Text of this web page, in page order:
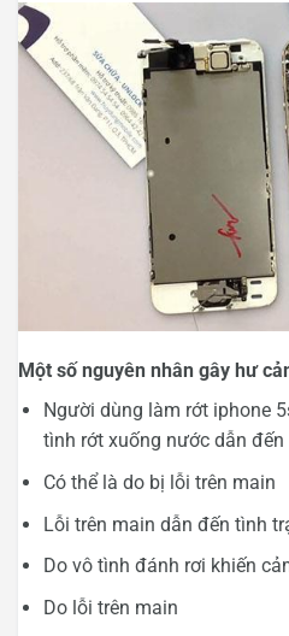
Một số nguyên nhân gây hư
Người dùng làm rớt iphone
tình rớt xuống nước dẫn
Có thể là do bị lỗi trên main
Lỗi trên main dẫn đến tình
Do vô tình đánh rơi khiến
Do lỗi trên main